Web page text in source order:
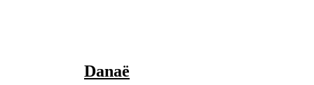
Danaë